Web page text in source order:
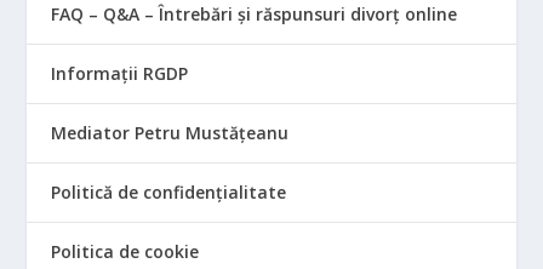
FAQ – Q&A – Întrebări și răspunsuri divorț online
Informații RGDP
Mediator Petru Mustățeanu
Politică de confidențialitate
Politica de cookie